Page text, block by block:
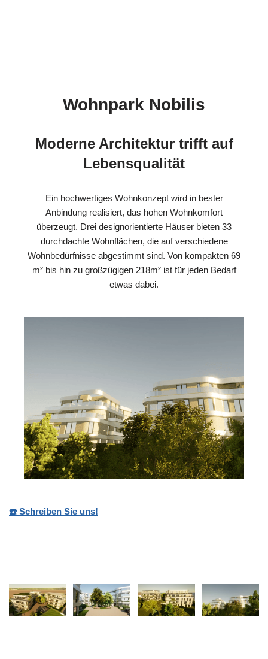
Wohnpark Nobilis
Moderne Architektur trifft auf
Lebensqualität
Ein hochwertiges Wohnkonzept wird in bester
Anbindung realisiert, das hohen Wohnkomfort
überzeugt. Drei designorientierte Häuser bieten 33
durchdachte Wohnflächen, die auf verschiedene
Wohnbedürfnisse abgestimmt sind. Von kompakten 69
m² bis hin zu großzügigen 218m² ist für jeden Bedarf
etwas dabei.
☎️ Schreiben Sie uns!